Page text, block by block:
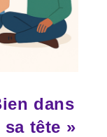
dans
tête »